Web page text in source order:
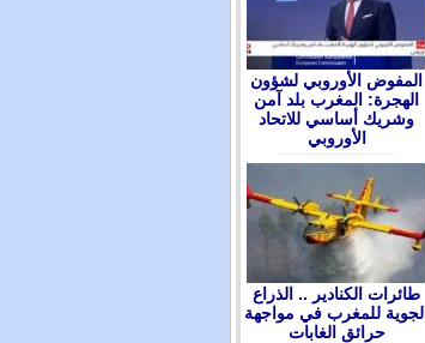
المفوض الأوروبي لشؤون
الهجرة: المغرب بلد آمن
وشريك أساسي للاتحاد
الأوروبي
طائرات الكنادير .. الذراع
الجوية للمغرب في مواجهة
حرائق الغابات